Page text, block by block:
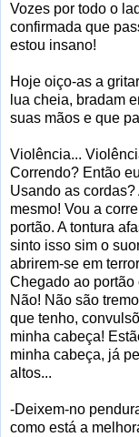
Vozes por todo o
confirmada que
estou insano!
Hoje oiço-as a
lua cheia, bradam
suas mãos e que
Violência...
Correndo? Então
Usando as
mesmo! Vou a
portão. A tontura
sinto isso sim o
abrirem-se em
Chegado ao portão
Não! Não são
que tenho,
minha cabeça!
minha cabeça, já
altos...
-Deixem-no
como está a